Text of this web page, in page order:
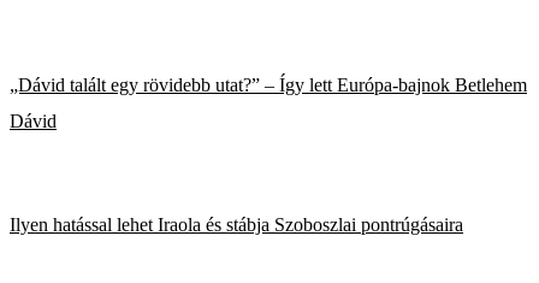
„Dávid talált egy rövidebb utat?” – Így lett Európa-bajnok Betlehem
Dávid
Ilyen hatással lehet Iraola és stábja Szoboszlai pontrúgásaira